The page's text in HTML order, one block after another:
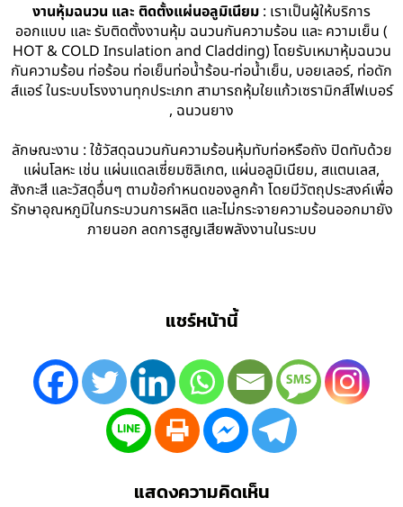
งานหุ้มฉนวน และ ติดตั้งแผ่นอลูมิเนียม : เราเป็นผู้ให้บริการ
ออกแบบ และ รับติดตั้งงานหุ้ม ฉนวนกันความร้อน และ ความเย็น (
HOT & COLD Insulation and Cladding) โดยรับเหมาหุ้มฉนวน
กันความร้อน ท่อร้อน ท่อเย็นท่อน้ำร้อน-ท่อน้ำเย็น, บอยเลอร์, ท่อดัก
ส์แอร์ ในระบบโรงงานทุกประเภท สามารถหุ้มใยแก้วเซรามิกส์ไฟเบอร์
, ฉนวนยาง
ลักษณะงาน : ใช้วัสดุฉนวนกันความร้อนหุ้มทับท่อหรือถัง ปิดทับด้วย
แผ่นโลหะ เช่น แผ่นแดลเซี่ยมซิลิเกต, แผ่นอลูมิเนียม, สแตนเลส,
สังกะสี และวัสดุอื่นๆ ตามข้อกำหนดของลูกค้า โดยมีวัตถุประสงค์เพื่อ
รักษาอุณหภูมิในกระบวนการผลิต และไม่กระจายความร้อนออกมายัง
ภายนอก ลดการสูญเสียพลังงานในระบบ
แชร์หน้านี้
แสดงความคิดเห็น